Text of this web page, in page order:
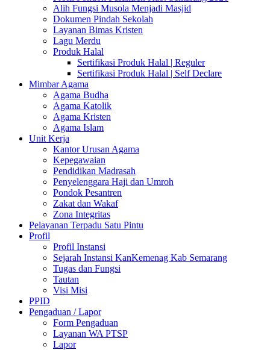
Alih Fungsi Musola Menjadi Masjid
Dokumen Pindah Sekolah
Layanan Bimas Kristen
Lagu Merdu
Produk Halal
Sertifikasi Produk Halal | Reguler
Sertifikasi Produk Halal | Self Declare
Mimbar Agama
Agama Budha
Agama Katolik
Agama Kristen
Agama Islam
Unit Kerja
Kantor Urusan Agama
Kepegawaian
Pendidikan Madrasah
Penyelenggara Haji dan Umroh
Pondok Pesantren
Zakat dan Wakaf
Zona Integritas
Pelayanan Terpadu Satu Pintu
Profil
Profil Instansi
Sejarah Instansi KanKemenag Kab Semarang
Tugas dan Fungsi
Tautan
Visi Misi
PPID
Pengaduan / Lapor
Form Pengaduan
Layanan WA PTSP
Lapor